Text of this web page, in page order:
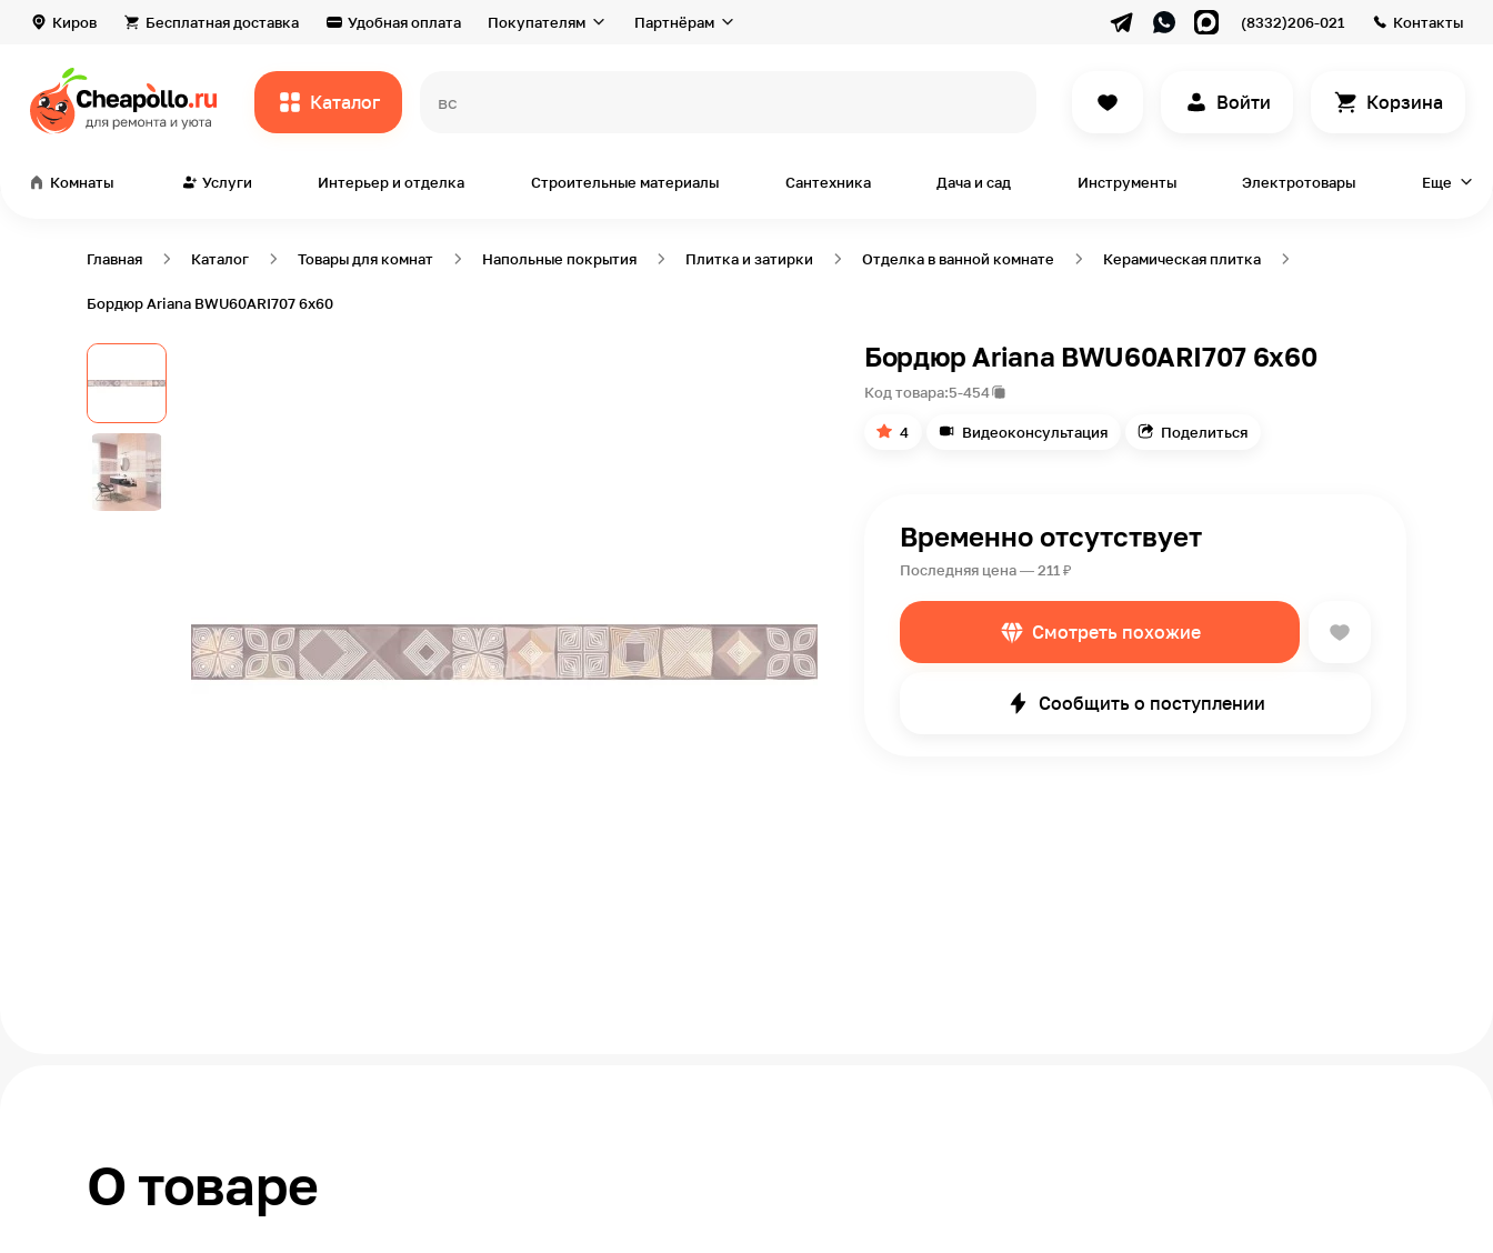
Киров Бесплатная доставка Удобная оплата Покупателям Партнёрам (8332)206-021 Контакты
Каталог всё для дом Войти Корзина
Комнаты Услуги Интерьер и отделка Строительные материалы Сантехника Дача и сад Инструменты Электротовары Еще
Главная Каталог Товары для комнат Напольные покрытия Плитка и затирки Отделка в ванной комнате Керамическая плитка
Бордюр Ariana BWU60ARI707 6х60
Бордюр Ariana BWU60ARI707 6х60
Код товара:5-454
4 Видеоконсультация Поделиться
Временно отсутствует
Последняя цена — 211 ₽
Смотреть похожие
Сообщить о поступлении
О товаре